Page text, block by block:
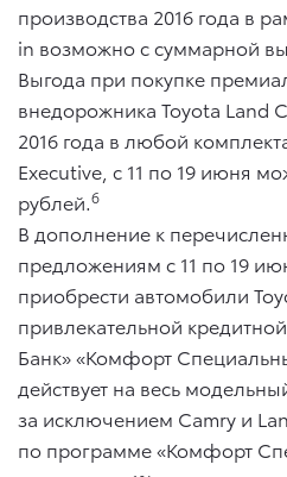
производства 2016 года в
in возможно с суммарной
Выгода при покупке
внедорожника Toyota Land
2016 года в любой
Executive, с 11 по 19 июня
рублей.6
В дополнение к
предложениям с 11 по 19
приобрести автомобили
привлекательной
Банк» «Комфорт
действует на весь
за исключением Camry и
по программе «Комфорт